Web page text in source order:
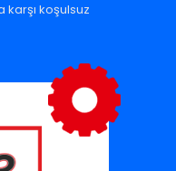
karşı koşulsuz